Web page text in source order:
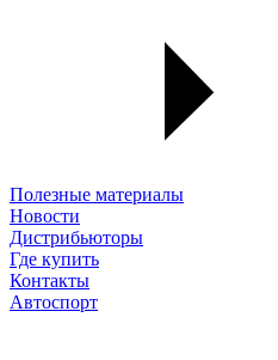
Полезные материалы
Новости
Дистрибьюторы
Где купить
Контакты
Автоспорт